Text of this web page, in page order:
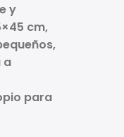
y
cm,
a
para